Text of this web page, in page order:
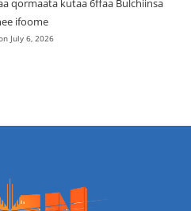
qormaata kutaa 6ffaa Bulchiinsa
ifoome
July 6, 2026